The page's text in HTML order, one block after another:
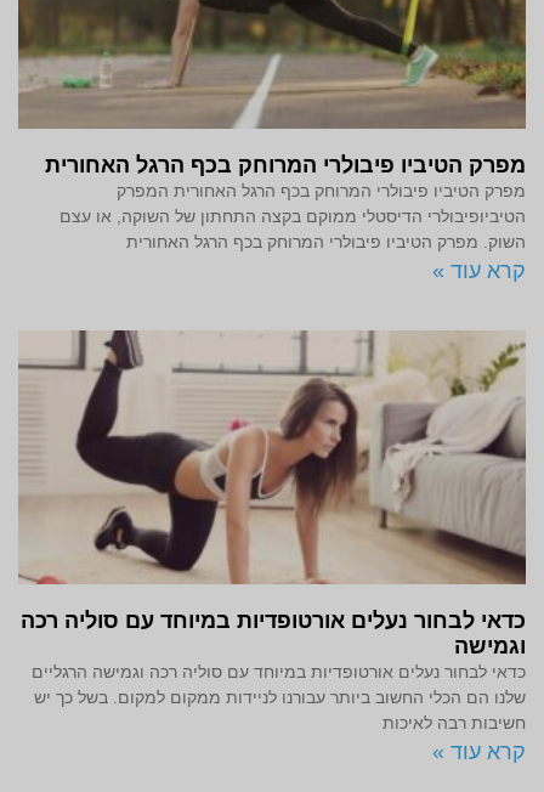
מפרק הטיביו פיבולרי המרוחק בכף הרגל האחורית
מפרק הטיביו פיבולרי המרוחק בכף הרגל האחורית המפרק
הטיביופיבולרי הדיסטלי ממוקם בקצה התחתון של השוקה, או עצם
השוק. מפרק הטיביו פיבולרי המרוחק בכף הרגל האחורית
קרא עוד »
כדאי לבחור נעלים אורטופדיות במיוחד עם סוליה רכה
וגמישה
כדאי לבחור נעלים אורטופדיות במיוחד עם סוליה רכה וגמישה הרגליים
שלנו הם הכלי החשוב ביותר עבורנו לניידות ממקום למקום. בשל כך יש
חשיבות רבה לאיכות
קרא עוד »